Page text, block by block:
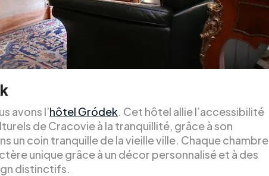
avons l’hôtel Gródek. Cet hôtel allie l’accessibilité
de Cracovie à la tranquillité, grâce à son
un coin tranquille de la vieille ville. Chaque chambre
unique grâce à un décor personnalisé et à des
distinctifs.